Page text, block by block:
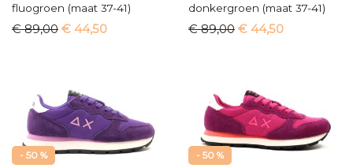
fluogroen (maat 37-41)
€ 89,00 € 44,50
donkergroen (maat 37-41)
€ 89,00 € 44,50
- 50 % - 50 %